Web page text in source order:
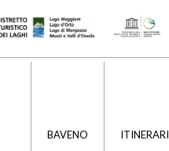
BAVENO ITINERARI